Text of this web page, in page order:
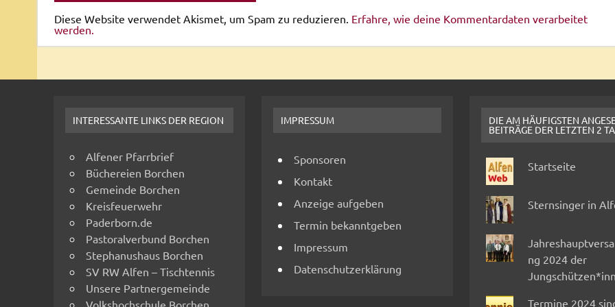
Diese Website verwendet Akismet, um Spam zu reduzieren. Erfahre, wie deine Kommentardaten verarbeitet
werden.
INTERESSANTE LINKS DER REGION
Alfener Pfarrbrief
Büchereien Borchen
Gemeinde Borchen
Kreisfeuerwehr
Paderborn.de
Pastoralverbund Borchen
Stephanushaus Borchen
SV RW Alfen – Tischtennis
Unsere Partnergemeinde
Volkshochschule Borchen
IMPRESSUM
Sponsoren
Kontakt
Anzeige aufgeben
Termin bekanntgeben
Impressum
Datenschutzerklärung
DIE AM HÄUFIGSTEN
BEITRÄGE DER LETZTEN 2
Startseite
Sternsinger in
ng 2024 der
Termine 2024